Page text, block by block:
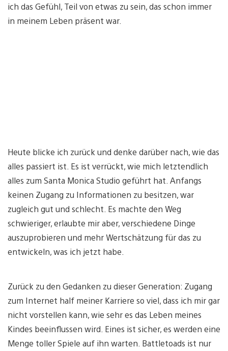
ich das Gefühl, Teil von etwas zu sein, das schon immer
in meinem Leben präsent war.
Heute blicke ich zurück und denke darüber nach, wie das
alles passiert ist. Es ist verrückt, wie mich letztendlich
alles zum Santa Monica Studio geführt hat. Anfangs
keinen Zugang zu Informationen zu besitzen, war
zugleich gut und schlecht. Es machte den Weg
schwieriger, erlaubte mir aber, verschiedene Dinge
auszuprobieren und mehr Wertschätzung für das zu
entwickeln, was ich jetzt habe.
Zurück zu den Gedanken zu dieser Generation: Zugang
zum Internet half meiner Karriere so viel, dass ich mir gar
nicht vorstellen kann, wie sehr es das Leben meines
Kindes beeinflussen wird. Eines ist sicher, es werden eine
Menge toller Spiele auf ihn warten. Battletoads ist nur